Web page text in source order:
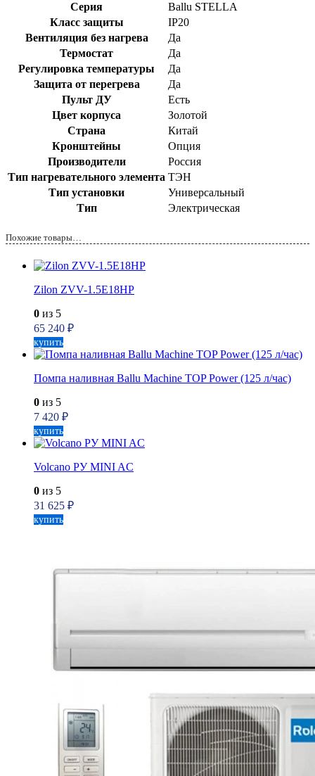
Серия
Ballu STELLA
Класс защиты
IP20
Вентиляция без нагрева
Да
Термостат
Да
Регулировка температуры
Да
Защита от перегрева
Да
Пульт ДУ
Есть
Цвет корпуса
Золотой
Страна
Китай
Кронштейны
Опция
Производители
Россия
Тип нагревательного элемента ТЭН
Тип установки
Универсальный
Тип
Электрическая
Похожие товары…
Zilon ZVV-1.5E18HP
0 из 5
65 240 ₽
купить
Помпа наливная Ballu Machine TOP Power (125 л/час)
0 из 5
7 420 ₽
купить
Volcano PУ MINI AC
0 из 5
31 625 ₽
купить